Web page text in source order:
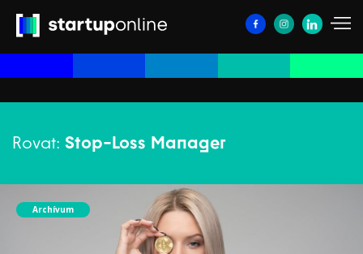
Rovat: Stop-Loss Manager
Archívum